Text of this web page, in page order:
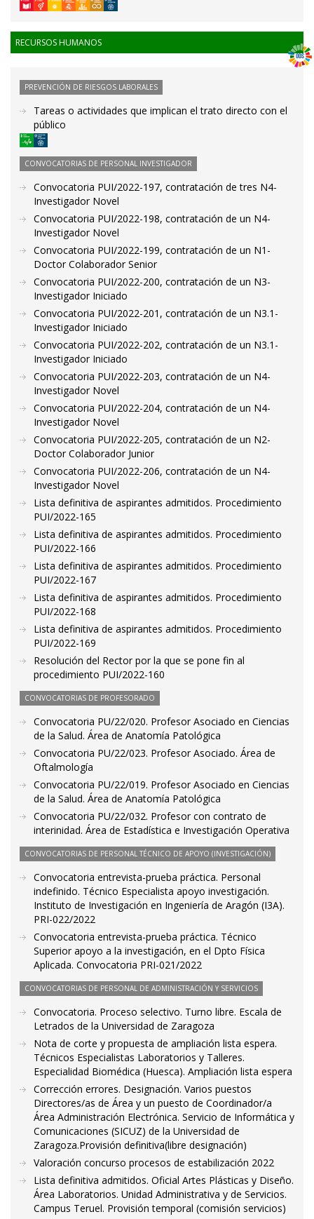
RECURSOS HUMANOS
PREVENCIÓN DE RIESGOS LABORALES
Tareas o actividades que implican el trato directo con el
público
CONVOCATORIAS DE PERSONAL INVESTIGADOR
Convocatoria PUI/2022-197, contratación de tres N4-
Investigador Novel
Convocatoria PUI/2022-198, contratación de un N4-
Investigador Novel
Convocatoria PUI/2022-199, contratación de un N1-
Doctor Colaborador Senior
Convocatoria PUI/2022-200, contratación de un N3-
Investigador Iniciado
Convocatoria PUI/2022-201, contratación de un N3.1-
Investigador Iniciado
Convocatoria PUI/2022-202, contratación de un N3.1-
Investigador Iniciado
Convocatoria PUI/2022-203, contratación de un N4-
Investigador Novel
Convocatoria PUI/2022-204, contratación de un N4-
Investigador Novel
Convocatoria PUI/2022-205, contratación de un N2-
Doctor Colaborador Junior
Convocatoria PUI/2022-206, contratación de un N4-
Investigador Novel
Lista definitiva de aspirantes admitidos. Procedimiento
PUI/2022-165
Lista definitiva de aspirantes admitidos. Procedimiento
PUI/2022-166
Lista definitiva de aspirantes admitidos. Procedimiento
PUI/2022-167
Lista definitiva de aspirantes admitidos. Procedimiento
PUI/2022-168
Lista definitiva de aspirantes admitidos. Procedimiento
PUI/2022-169
Resolución del Rector por la que se pone fin al
procedimiento PUI/2022-160
CONVOCATORIAS DE PROFESORADO
Convocatoria PU/22/020. Profesor Asociado en Ciencias
de la Salud. Área de Anatomía Patológica
Convocatoria PU/22/023. Profesor Asociado. Área de
Oftalmología
Convocatoria PU/22/019. Profesor Asociado en Ciencias
de la Salud. Área de Anatomía Patológica
Convocatoria PU/22/032. Profesor con contrato de
interinidad. Área de Estadística e Investigación Operativa
CONVOCATORIAS DE PERSONAL TÉCNICO DE APOYO (INVESTIGACIÓN)
Convocatoria entrevista-prueba práctica. Personal
indefinido. Técnico Especialista apoyo investigación.
Instituto de Investigación en Ingeniería de Aragón (I3A).
PRI-022/2022
Convocatoria entrevista-prueba práctica. Técnico
Superior apoyo a la investigación, en el Dpto Física
Aplicada. Convocatoria PRI-021/2022
CONVOCATORIAS DE PERSONAL DE ADMINISTRACIÓN Y SERVICIOS
Convocatoria. Proceso selectivo. Turno libre. Escala de
Letrados de la Universidad de Zaragoza
Nota de corte y propuesta de ampliación lista espera.
Técnicos Especialistas Laboratorios y Talleres.
Especialidad Biomédica (Huesca). Ampliación lista espera
Corrección errores. Designación. Varios puestos
Directores/as de Área y un puesto de Coordinador/a
Área Administración Electrónica. Servicio de Informática y
Comunicaciones (SICUZ) de la Universidad de
Zaragoza.Provisión definitiva(libre designación)
Valoración concurso procesos de estabilización 2022
Lista definitiva admitidos. Oficial Artes Plásticas y Diseño.
Área Laboratorios. Unidad Administrativa y de Servicios.
Campus Teruel. Provisión temporal (comisión servicios)